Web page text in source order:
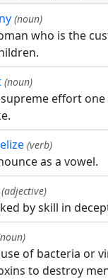
(noun)
who is the
(noun)
effort one
(verb)
as a vowel.
(adjective)
by skill in
of bacteria or
to destroy